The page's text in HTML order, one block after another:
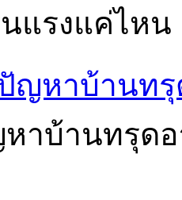
นแรงแค่ไห
ญหาบ้านท
าบ้านทรุดอ